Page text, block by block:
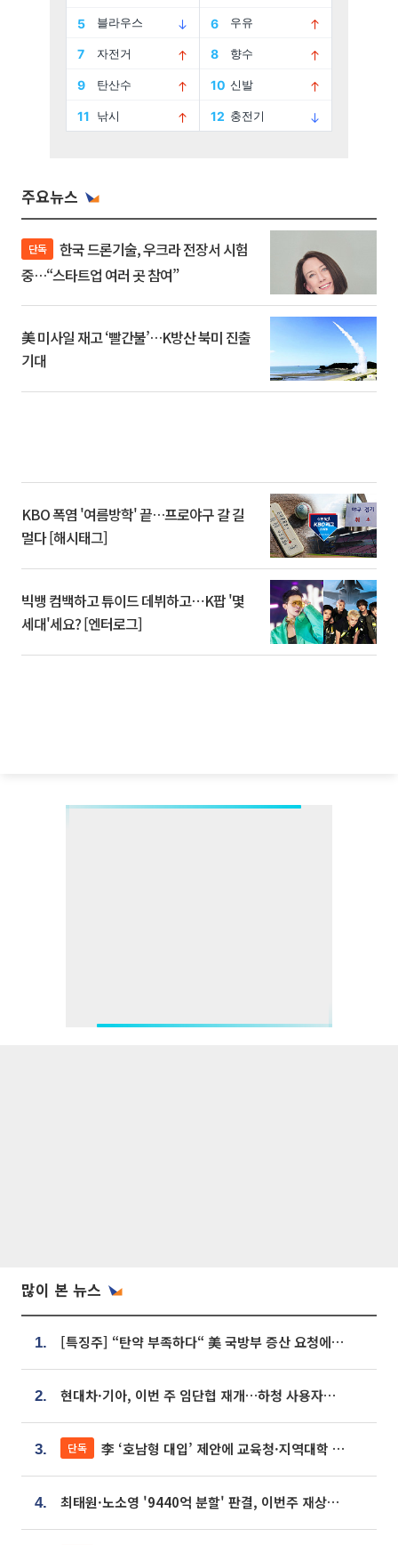
주요뉴스
단독
중…“스타트업 여러 곳 참여”
美 미사일 재고 ‘빨간불’…K방산 북미 진출
기대
KBO 폭염 '여름방학' 끝…프로야구 갈 길
멀다 [해시태그]
빅뱅 컴백하고 튜이드 데뷔하고⋯K팝 '몇
세대'세요? [엔터로그]
많이 본 뉴스
1. [특징주] “탄약 부족하다“ 美 국방부 증산 요청에⋯국내 방산주 급등세
2. 현대차·기아, 이번 주 임단협 재개…하청 사용자성 재심도 ‘변수’
3. 단독 李 ‘호남형 대입’ 제안에 교육청·지역대학 서·논술형 입시 연계 '착수'
4. 최태원·노소영 '9440억 분할' 판결, 이번주 재상고 여부 주목